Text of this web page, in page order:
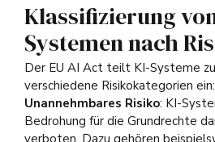
Klassifizierung
Systemen nach
Der EU AI Act teilt KI-Systeme
verschiedene Risikokategorien ein:
Unannehmbares Risiko: KI-
Bedrohung für die Grundrechte